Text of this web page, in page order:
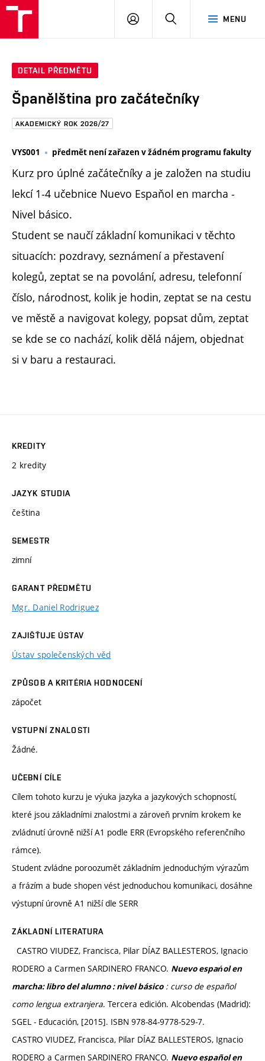
Brno
MENU
PŘIHLÁSIT
DETAIL PŘEDMĚTU
Španělština pro začátečníky
AKADEMICKÝ ROK 2026/27
VYS001 předmět není zařazen v žádném programu fakulty
Kurz pro úplné začátečníky a je založen na studiu
lekcí 1-4 učebnice Nuevo Espaňol en marcha -
Nivel básico.
Student se naučí základní komunikaci v těchto
situacích: pozdravy, seznámení a přestavení
kolegů, zeptat se na povolání, adresu, telefonní
číslo, národnost, kolik je hodin, zeptat se na cestu
ve městě a navigovat kolegy, popsat dům, zeptat
se kde se co nachází, kolik dělá nájem, objednat
si v baru a restauraci.
KREDITY
2 kredity
JAZYK STUDIA
čeština
SEMESTR
zimní
GARANT PŘEDMĚTU
Mgr. Daniel Rodriguez
ZAJIŠŤUJE ÚSTAV
Ústav společenských věd
ZPŮSOB A KRITÉRIA HODNOCENÍ
zápočet
VSTUPNÍ ZNALOSTI
Žádné.
UČEBNÍ CÍLE
Cílem tohoto kurzu je výuka jazyka a jazykových schopností,
které jsou základními znalostmi a zároveň prvním krokem ke
zvládnutí úrovně nižší A1 podle ERR (Evropského referenčního
rámce).
Student zvládne poroozumět základním jednoduchým výrazům
a frázím a bude shopen vést jednoduchou komunikaci, dosáhne
výstupní úrovně A1 nižší dle SERR
ZÁKLADNÍ LITERATURA
CASTRO VIUDEZ, Francisca, Pilar DÍAZ BALLESTEROS, Ignacio
RODERO a Carmen SARDINERO FRANCO. Nuevo espańol en
marcha: libro del alumno : nivel básico: curso de español
como lengua extranjera. Tercera edición. Alcobendas (Madrid):
SGEL - Educación, [2015]. ISBN 978-84-9778-529-7.
CASTRO VIUDEZ, Francisca, Pilar DÍAZ BALLESTEROS, Ignacio
RODERO a Carmen SARDINERO FRANCO. Nuevo español en